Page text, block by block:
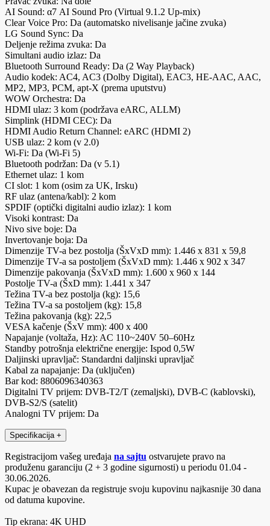
AI Sound: α7 AI Sound Pro (Virtual 9.1.2 Up-mix)
Clear Voice Pro: Da (automatsko nivelisanje jačine zvuka)
LG Sound Sync: Da
Deljenje režima zvuka: Da
Simultani audio izlaz: Da
Bluetooth Surround Ready: Da (2 Way Playback)
Audio kodek: AC4, AC3 (Dolby Digital), EAC3, HE-AAC, AAC,
MP2, MP3, PCM, apt-X (prema uputstvu)
WOW Orchestra: Da
HDMI ulaz: 3 kom (podržava eARC, ALLM)
Simplink (HDMI CEC): Da
HDMI Audio Return Channel: eARC (HDMI 2)
USB ulaz: 2 kom (v 2.0)
Wi-Fi: Da (Wi-Fi 5)
Bluetooth podržan: Da (v 5.1)
Ethernet ulaz: 1 kom
CI slot: 1 kom (osim za UK, Irsku)
RF ulaz (antena/kabl): 2 kom
SPDIF (optički digitalni audio izlaz): 1 kom
Visoki kontrast: Da
Nivo sive boje: Da
Invertovanje boja: Da
Dimenzije TV-a bez postolja (ŠxVxD mm): 1.446 x 831 x 59,8
Dimenzije TV-a sa postoljem (ŠxVxD mm): 1.446 x 902 x 347
Dimenzije pakovanja (ŠxVxD mm): 1.600 x 960 x 144
Postolje TV-a (ŠxD mm): 1.441 x 347
Težina TV-a bez postolja (kg): 15,6
Težina TV-a sa postoljem (kg): 15,8
Težina pakovanja (kg): 22,5
VESA kačenje (ŠxV mm): 400 x 400
Napajanje (voltaža, Hz): AC 110~240V 50–60Hz
Standby potrošnja električne energije: Ispod 0,5W
Daljinski upravljač: Standardni daljinski upravljač
Kabal za napajanje: Da (uključen)
Bar kod: 8806096340363
Digitalni TV prijem: DVB-T2/T (zemaljski), DVB-C (kablovski),
DVB-S2/S (satelit)
Analogni TV prijem: Da
Specifikacija +
Registracijom vašeg uređaja na sajtu ostvarujete pravo na
produženu garanciju (2 + 3 godine sigurnosti) u periodu 01.04 -
30.06.2026.
Kupac je obavezan da registruje svoju kupovinu najkasnije 30 dana
od datuma kupovine.
Tip ekrana: 4K UHD